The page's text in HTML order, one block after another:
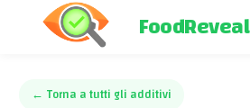
FoodReveal
← Torna a tutti gli additivi